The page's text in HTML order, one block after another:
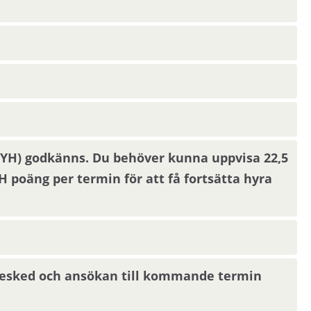
skickas ut via sms.
hämtar och behandlar vi familjeuppgifter
helgdag eller en röd dag sker inflyttning
hos oss behöver du ha följande uppgifter
rutan ”Sysselsättning”.
godkänns. Du behöver kunna uppvisa 22,5
poäng per termin för att få fortsätta hyra
och ansökan till kommande termin